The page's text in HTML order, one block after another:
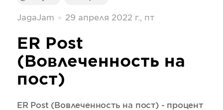
JagaJam 29 апреля 2022 г., пт
ER Post
(Вовлеченность на
пост)
ER Post (Вовлеченность на пост) - процент